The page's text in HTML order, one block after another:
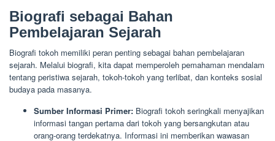
Biografi sebagai Bahan
Pembelajaran Sejarah
Biografi tokoh memiliki peran penting sebagai bahan pembelajaran
sejarah. Melalui biografi, kita dapat memperoleh pemahaman mendalam
tentang peristiwa sejarah, tokoh-tokoh yang terlibat, dan konteks sosial
budaya pada masanya.
Sumber Informasi Primer: Biografi tokoh seringkali menyajikan
informasi tangan pertama dari tokoh yang bersangkutan atau
orang-orang terdekatnya. Informasi ini memberikan wawasan